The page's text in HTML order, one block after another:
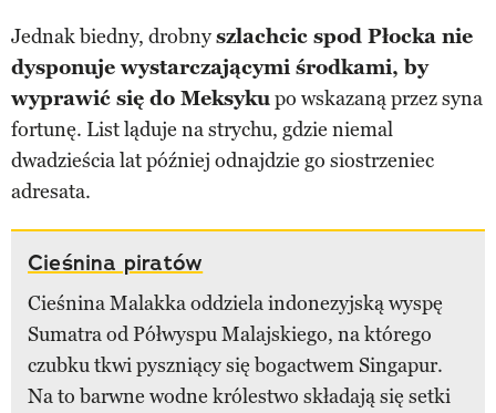
Jednak biedny, drobnyszlachcic spod Płocka nie
dysponuje wystarczającymi środkami, by
wyprawić się do Meksykupo wskazaną przez syna
fortunę. List ląduje na strychu, gdzie niemal
dwadzieścia lat później odnajdzie go siostrzeniec
adresata.
Cieśnina piratów
Cieśnina Malakka oddziela indonezyjską wyspę
Sumatra od Półwyspu Malajskiego, na którego
czubku tkwi pyszniący się bogactwem Singapur.
Na to barwne wodne królestwo składają się setki